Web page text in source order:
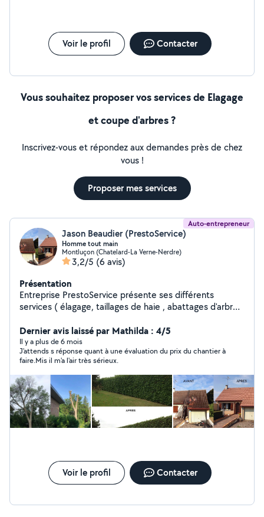
Voir le profil Contacter
Vous souhaitez proposer vos services de Elagage
et coupe d'arbres ?
Inscrivez-vous et répondez aux demandes près de chez
vous !
Proposer mes services
Auto-entrepreneur
Jason Beaudier (PrestoService)
Homme tout main
Montluçon (Chatelard-La Verne-Nerdre)
3,2/5 (6 avis)
Présentation
Entreprise PrestoService présente ses différents
services ( élagage, taillages de haie , abattages d'arbre
tout main pour tout type de travaux .)
Dernier avis laissé par Mathilda : 4/5
Il y a plus de 6 mois
J'attends s réponse quant à une évaluation du prix du chantier à
faire.Mis il m'a l'air très sérieux.
Voir le profil Contacter